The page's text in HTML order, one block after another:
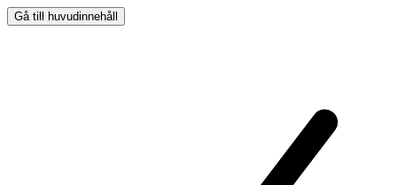
Gå till huvudinnehåll